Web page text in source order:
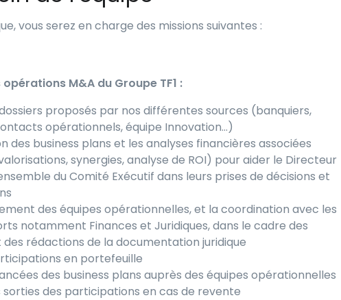
vous serez en charge des missions suivantes :
M&A du Groupe TF1 :
dossiers proposés par nos différentes sources (banquiers,
opérationnels, équipe Innovation…)
des business plans et les analyses financières associées
synergies, analyse de ROI) pour aider le Directeur
du Comité Exécutif dans leurs prises de décisions et
des équipes opérationnelles, et la coordination avec les
notamment Finances et Juridiques, dans le cadre des
des rédactions de la documentation juridique
en portefeuille
des business plans auprès des équipes opérationnelles
sorties des participations en cas de revente